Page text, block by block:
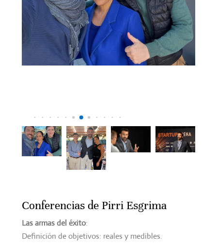
Conferencias de Pirri Esgrima
Las armas del éxito:
Definición de objetivos: reales y medibles.